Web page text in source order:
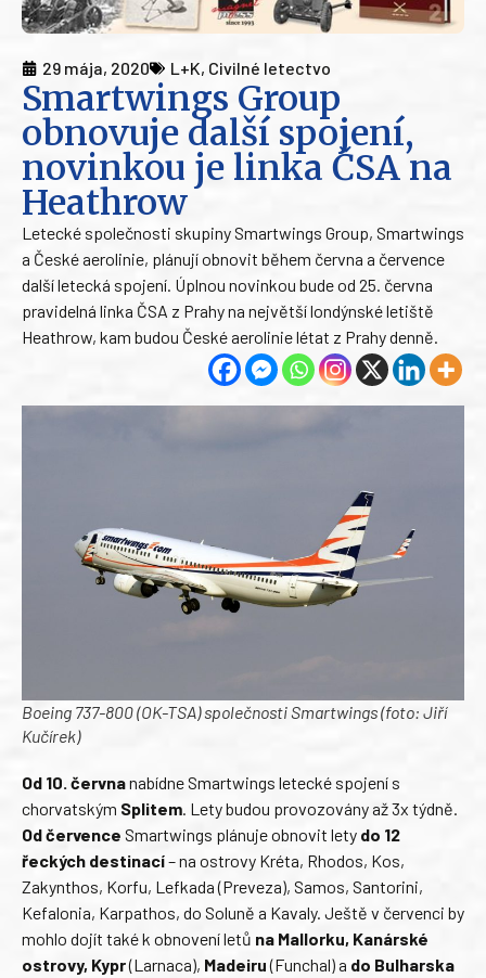
29 mája, 2020 L+K, Civilné letectvo
Smartwings Group
obnovuje další spojení,
novinkou je linka ČSA na
Heathrow
Letecké společnosti skupiny Smartwings Group, Smartwings
a České aerolinie, plánují obnovit během června a července
další letecká spojení. Úplnou novinkou bude od 25. června
pravidelná linka ČSA z Prahy na největší londýnské letiště
Heathrow, kam budou České aerolinie létat z Prahy denně.
Boeing 737-800 (OK-TSA) společnosti Smartwings (foto: Jiří
Kučírek)
Od 10. červnanabídne Smartwings letecké spojení s
chorvatským Splitem. Lety budou provozovány až 3x týdně.
Od července Smartwings plánuje obnovit lety do 12
řeckých destinací– na ostrovy Kréta, Rhodos, Kos,
Zakynthos, Korfu, Lefkada (Preveza), Samos, Santorini,
Kefalonia, Karpathos, do Soluně a Kavaly. Ještě v červenci by
mohlo dojít také k obnovení letů na Mallorku, Kanárské
ostrovy, Kypr(Larnaca), Madeiru(Funchal) a do Bulharska